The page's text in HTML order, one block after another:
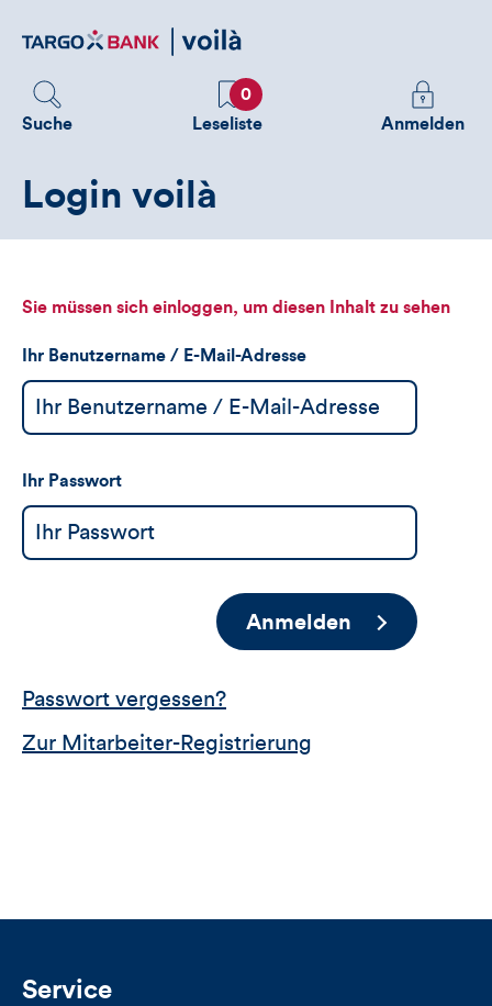
zum
Suche
Favoriten
0
Leseliste
Melden
Sie
sehen
Anmelden
Login voilà
Sie müssen sich einloggen, um diesen Inhalt zu sehen
Ihr Benutzername / E-Mail-Adresse
Ihr Passwort
Anmelden
Passwort vergessen?
Zur Mitarbeiter-Registrierung
Service